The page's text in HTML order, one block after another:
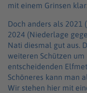
mit einem Grinsen
Doch anders als 2021
2024 (Niederlage
Nati diesmal gut aus.
weiteren Schützen um
entscheidenden
Schöneres kann man
Wir stehen hier mit